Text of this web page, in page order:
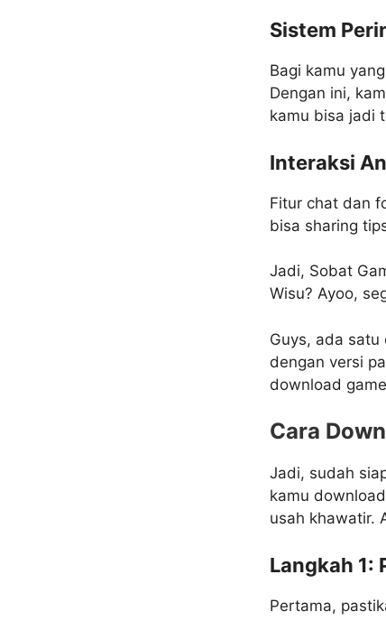
Sistem
Bagi kamu
Dengan ini,
kamu bisa jadi
Interaksi
Fitur chat dan
bisa sharing
Jadi, Sobat
Wisu? Ayoo,
Guys, ada
dengan versi
download
Cara
Jadi, sudah
kamu
usah khawatir.
Langkah 1:
Pertama,